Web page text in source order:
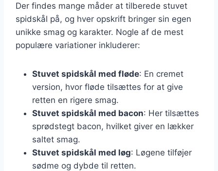
Der findes mange måder at tilberede stuvet
spidskål på, og hver opskrift bringer sin egen
unikke smag og karakter. Nogle af de mest
populære variationer inkluderer:
Stuvet spidskål med fløde: En cremet
version, hvor fløde tilsættes for at give
retten en rigere smag.
Stuvet spidskål med bacon: Her tilsættes
sprødstegt bacon, hvilket giver en lækker
saltet smag.
Stuvet spidskål med løg: Løgene tilføjer
sødme og dybde til retten.